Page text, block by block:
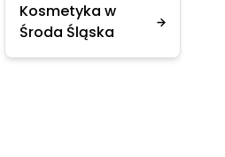
Kosmetyka w
Środa Śląska